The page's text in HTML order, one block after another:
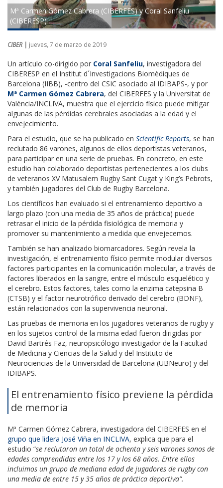
Mª Carmen Gómez Cabrera (CIBERFES) y Coral Sanfeliu
(CIBERESP)
CIBER | jueves, 7 de marzo de 2019
Un artículo co-dirigido por Coral Sanfeliu, investigadora del
CIBERESP en el Institut d´Investigacions Biomèdiques de
Barcelona (IIBB), -centro del CSIC asociado al IDIBAPS-, y por
Mª Carmen Gómez Cabrera, del CIBERFES y la Universitat de
València/INCLIVA, muestra que el ejercicio físico puede mitigar
algunas de las pérdidas cerebrales asociadas a la edad y el
envejecimiento.
Para el estudio, que se ha publicado en Scientific Reports, se han
reclutado 86 varones, algunos de ellos deportistas veteranos,
para participar en una serie de pruebas. En concreto, en este
estudio han colaborado deportistas pertenecientes a los clubs
de veteranos XV Matusalem Rugby Sant Cugat y King’s Pebrots,
y también jugadores del Club de Rugby Barcelona.
Los científicos han evaluado si el entrenamiento deportivo a
largo plazo (con una media de 35 años de práctica) puede
retrasar el inicio de la pérdida fisiológica de memoria y
promover su mantenimiento a medida que envejecemos.
También se han analizado biomarcadores. Según revela la
investigación, el entrenamiento físico permite modular diversos
factores participantes en la comunicación molecular, a través de
factores liberados en la sangre, entre el músculo esquelético y
el cerebro. Estos factores, tales como la enzima catepsina B
(CTSB) y el factor neurotrófico derivado del cerebro (BDNF),
están relacionados con la supervivencia neuronal.
Las pruebas de memoria en los jugadores veteranos de rugby y
en los sujetos control de la misma edad fueron dirigidas por
David Bartrés Faz, neuropsicólogo investigador de la Facultad
de Medicina y Ciencias de la Salud y del Instituto de
Neurociencias de la Universidad de Barcelona (UBNeuro) y del
IDIBAPS.
El entrenamiento físico previene la pérdida
de memoria
Mª Carmen Gómez Cabrera, investigadora del CIBERFES en el
grupo que lidera José Viña en INCLIVA, explica que para el
estudio “se reclutaron un total de ochenta y seis varones sanos de
edades comprendidas entre los 17 y los 68 años. Entre ellos
incluimos un grupo de mediana edad de jugadores de rugby con
una media de entre 15 y 35 años de práctica deportiva”.